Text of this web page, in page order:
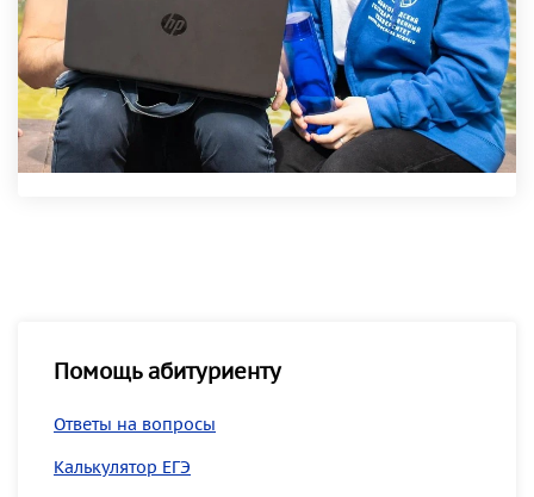
Помощь абитуриенту
Ответы на вопросы
Калькулятор ЕГЭ